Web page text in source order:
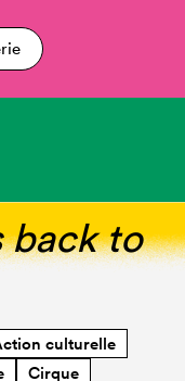
back to
culturelle
Cirque